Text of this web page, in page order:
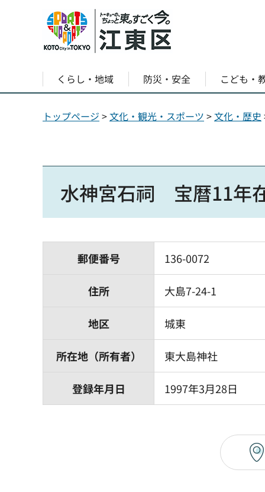
くらし・地域 防災・安全 こども・
トップページ >文化・観光・スポーツ >文化・歴史
水神宮石祠 宝暦11年
郵便番号 136-0072
住所 大島7-24-1
地区 城東
所在地（所有者） 東大島神社
登録年月日 1997年3月28日